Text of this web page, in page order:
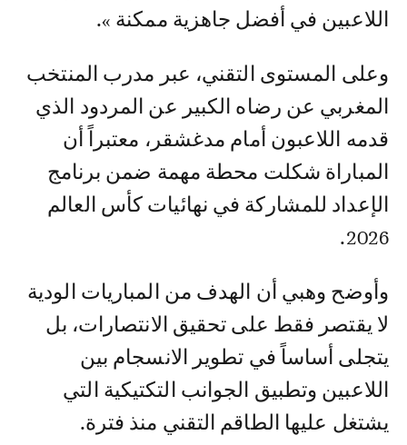
اللاعبين في أفضل جاهزية ممكنة ».
وعلى المستوى التقني، عبر مدرب المنتخب
المغربي عن رضاه الكبير عن المردود الذي
قدمه اللاعبون أمام مدغشقر، معتبراً أن
المباراة شكلت محطة مهمة ضمن برنامج
الإعداد للمشاركة في نهائيات كأس العالم
2026.
وأوضح وهبي أن الهدف من المباريات الودية
لا يقتصر فقط على تحقيق الانتصارات، بل
يتجلى أساساً في تطوير الانسجام بين
اللاعبين وتطبيق الجوانب التكتيكية التي
يشتغل عليها الطاقم التقني منذ فترة.